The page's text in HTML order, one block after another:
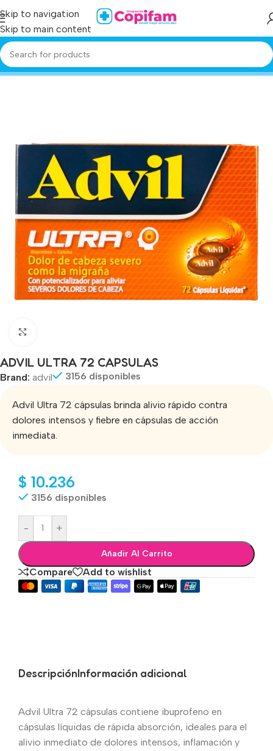
Skip to navigation
Skip to main content
Producto
ADVIL ULTRA 72 CAPSULAS
Brand: advil 3156 disponibles
Advil Ultra 72 cápsulas brinda alivio rápido contra
dolores intensos y fiebre en cápsulas de acción
inmediata.
$ 10.236
3156 disponibles
- +
Añadir Al Carrito
Compare Add to wishlist
DescripciónInformación adicional
Advil Ultra 72 cápsulas contiene ibuprofeno en
cápsulas líquidas de rápida absorción, ideales para el
alivio inmediato de dolores intensos, inflamación y